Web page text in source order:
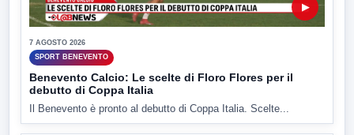
▶
7 AGOSTO 2026
SPORT BENEVENTO
Benevento Calcio: Le scelte di Floro Flores per il
debutto di Coppa Italia
Il Benevento è pronto al debutto di Coppa Italia. Scelte...